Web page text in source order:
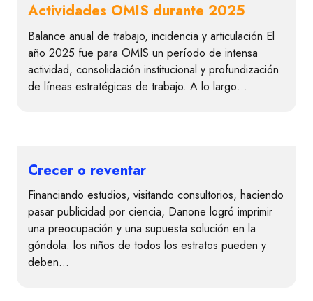
Actividades OMIS durante 2025
Balance anual de trabajo, incidencia y articulación El
año 2025 fue para OMIS un período de intensa
actividad, consolidación institucional y profundización
de líneas estratégicas de trabajo. A lo largo…
Crecer o reventar
Financiando estudios, visitando consultorios, haciendo
pasar publicidad por ciencia, Danone logró imprimir
una preocupación y una supuesta solución en la
góndola: los niños de todos los estratos pueden y
deben…